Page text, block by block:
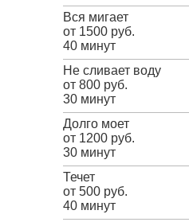
Вся мигает
от 1500 руб.
40 минут
Не сливает воду
от 800 руб.
30 минут
Долго моет
от 1200 руб.
30 минут
Течет
от 500 руб.
40 минут